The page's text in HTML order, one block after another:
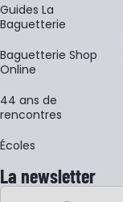
Guides La
Baguetterie
Baguetterie Shop
Online
44 ans de
rencontres
Écoles
La newsletter
Adresse e-mail